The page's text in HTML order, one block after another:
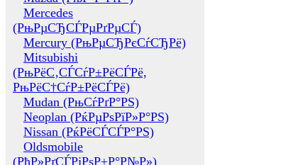
Mercedes
(РњРµСЂСЃРµРґРµСЃ)
Mercury (РњРµСЂРєСѓСЂРё)
Mitsubishi
(РњРёС‚СЃСѓР±РёСЃРё,
РњРёС†СѓР±РёСЃРё)
Mudan (РњСѓРґР°РЅ)
Neoplan (РќРµРѕРїР»Р°РЅ)
Nissan (РќРёСЃСЃР°РЅ)
Oldsmobile
(РћР»РґСЃРјРѕР±Р°Р№Р»)